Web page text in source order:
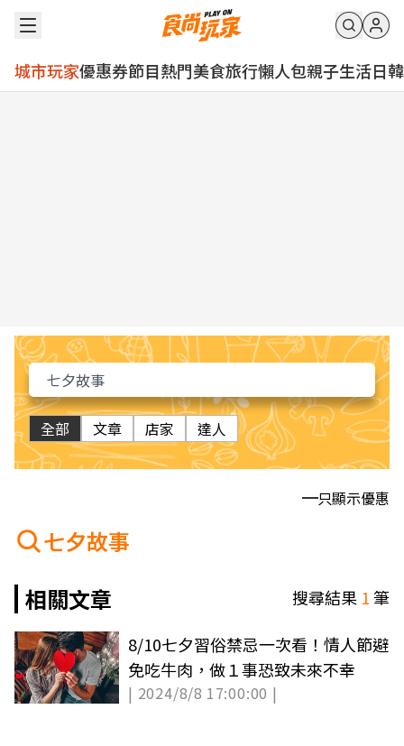
城市玩家優惠券節目熱門美食旅行懶人包親子生活日韓
全部 文章 店家 達人
只顯示優惠
七夕故事
相關文章
搜尋結果 1筆
8/10七夕習俗禁忌一次看！情人節避
免吃牛肉，做１事恐致未來不幸
| 2024/8/8 17:00:00 |